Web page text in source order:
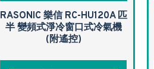
RASONIC 樂信 RC-HU120A 匹
半 變頻式淨冷窗口式冷氣機
(附遙控)